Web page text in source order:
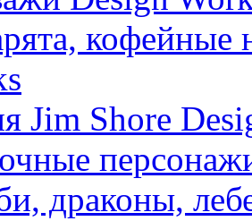
кофейные
Jim Shore
драконы,